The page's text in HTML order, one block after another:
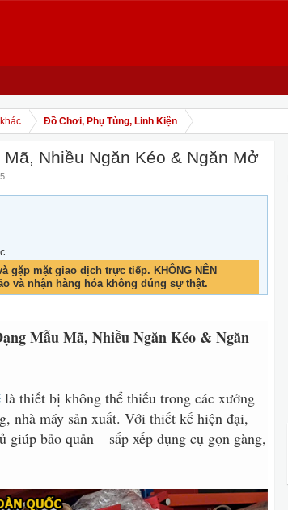
Đồ Chơi, Phụ Tùng, Linh Kiện
Nhiều Ngăn Kéo & Ngăn Mở
gặp mặt giao dịch trực tiếp. KHÔNG NÊN
và nhận hàng hóa không đúng sự thật.
Mẫu Mã, Nhiều Ngăn Kéo & Ngăn
là thiết bị không thể thiếu trong các xưởng
nhà máy sản xuất. Với thiết kế hiện đại,
bảo quản – sắp xếp dụng cụ gọn gàng,